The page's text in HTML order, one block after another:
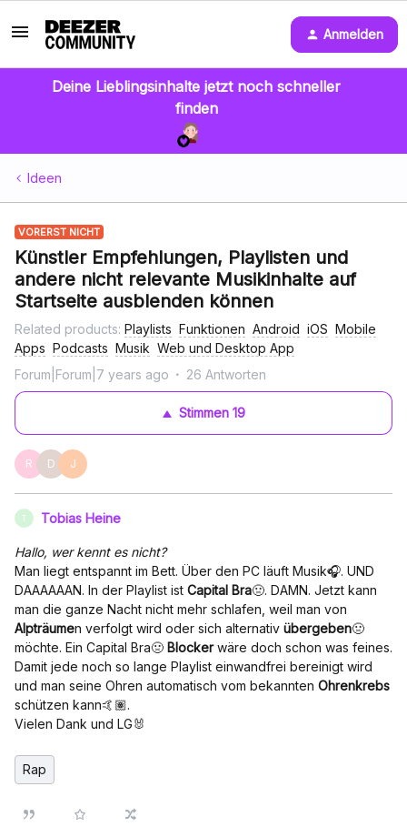
Anmelden
Deine Lieblingsinhalte jetzt noch schneller
finden
Ideen
VORERST NICHT
Künstler Empfehlungen, Playlisten und
andere nicht relevante Musikinhalte auf
Startseite ausblenden können
Related products: Playlists Funktionen Android iOS Mobile
Apps Podcasts Musik Web und Desktop App
Forum|Forum|7 years ago
26 Antworten
Stimmen19
R D J
T Tobias Heine
Hallo, wer kennt es nicht?
Man liegt entspannt im Bett. Über den PC läuft Musik🎧. UND
DAAAAAAN. In der Playlist ist Capital Bra🤢. DAMN. Jetzt kann
man die ganze Nacht nicht mehr schlafen, weil man von
Alpträumen verfolgt wird oder sich alternativ übergeben🤢
möchte. Ein Capital Bra🤢 Blockerwäre doch schon was feines.
Damit jede noch so lange Playlist einwandfrei bereinigt wird
und man seine Ohren automatisch vom bekannten Ohrenkrebs
schützen kann🤙🏽.
Vielen Dank und LG🐰
Rap